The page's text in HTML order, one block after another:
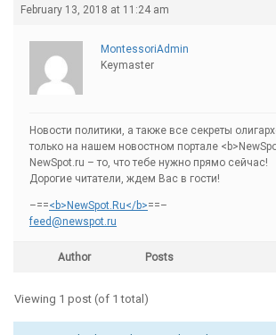
February 13, 2018 at 11:24 am
MontessoriAdmin
Keymaster
Новости политики, а также все секреты
только на нашем новостном портале
NewSpot.ru – то, что тебе нужно прямо сейчас!
Дорогие читатели, ждем Вас в гости!
–==<b>NewSpot.Ru</b>==–
feed@newspot.ru
Author Posts
Viewing 1 post (of 1 total)